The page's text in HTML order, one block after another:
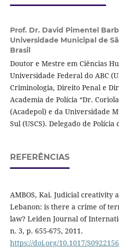
Prof. Dr. David Pimentel
Universidade Municipal de
Brasil
Doutor e Mestre em Ciências
Universidade Federal do ABC
Criminologia, Direito Penal e
Academia de Polícia “Dr.
(Acadepol) e da Universidade
Sul (USCS). Delegado de Polícia
REFERÊNCIAS
AMBOS, Kai. Judicial creativity
Lebanon: is there a crime of
law? Leiden Journal of
n. 3, p. 655-675, 2011.
https://doi.org/10.1017/